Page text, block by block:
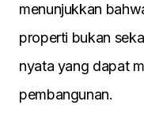
menunjukkan
properti bukan
nyata yang dapat
pembangunan.